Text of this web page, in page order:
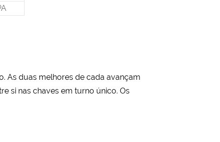
As duas melhores de cada avançam
si nas chaves em turno único. Os